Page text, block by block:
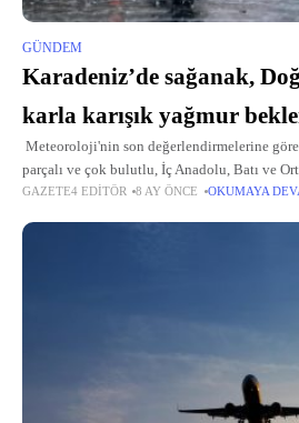
GÜNDEM
Karadeniz’de sağanak,
karla karışık yağmur
Meteoroloji'nin son değerlendirmelerine
parçalı ve çok bulutlu, İç Anadolu, Batı ve
kıyıları, Doğu Anadolu'nun doğusu, Kocaeli,
GAZETE4 EDITÖR 8 AY ÖNCE OKUMAYA